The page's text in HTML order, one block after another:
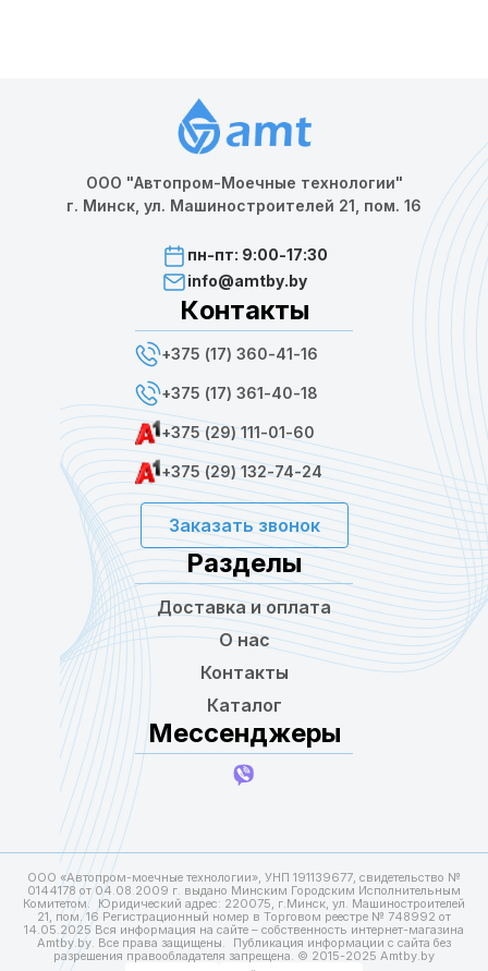
ООО "Автопром-Моечные технологии"
г. Минск, ул. Машиностроителей 21, пом. 16
пн-пт: 9:00-17:30
info@amtby.by
Контакты
+375 (17) 360-41-16
+375 (17) 361-40-18
+375 (29) 111-01-60
+375 (29) 132-74-24
Заказать звонок
Разделы
Доставка и оплата
О нас
Контакты
Каталог
Мессенджеры
ООО «Автопром-моечные технологии», УНП 191139677, свидетельство №
0144178 от 04.08.2009 г. выдано Минским Городским Исполнительным
Комитетом. Юридический адрес: 220075, г.Минск, ул. Машиностроителей
21, пом. 16 Регистрационный номер в Торговом реестре № 748992 от
14.05.2025 Вся информация на сайте – собственность интернет-магазина
Amtby.by. Все права защищены. Публикация информации с сайта без
разрешения правообладателя запрещена. © 2015-2025 Amtby.by